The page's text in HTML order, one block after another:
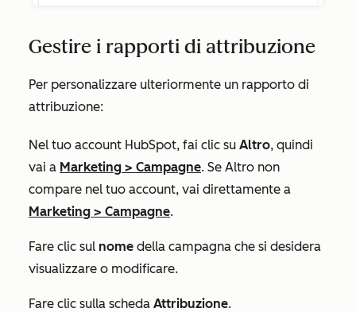
Gestire i rapporti di attribuzione
Per personalizzare ulteriormente un rapporto di
attribuzione:
Nel tuo account HubSpot, fai clic su Altro, quindi
vai a Marketing > Campagne. Se Altro non
compare nel tuo account, vai direttamente a
Marketing > Campagne.
Fare clic sul nome della campagna che si desidera
visualizzare o modificare.
Fare clic sulla scheda Attribuzione.